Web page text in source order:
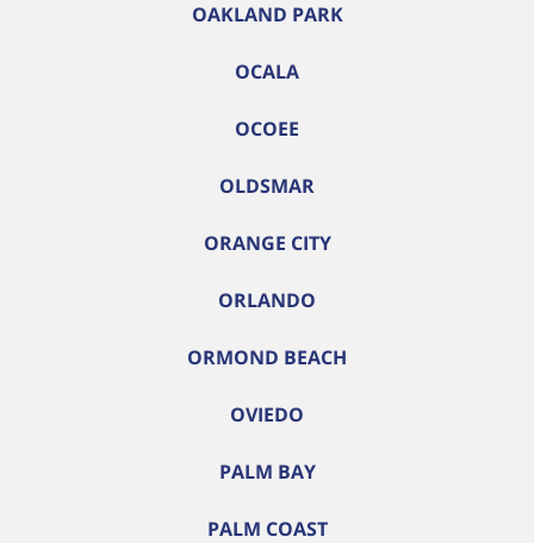
OAKLAND PARK
OCALA
OCOEE
OLDSMAR
ORANGE CITY
ORLANDO
ORMOND BEACH
OVIEDO
PALM BAY
PALM COAST